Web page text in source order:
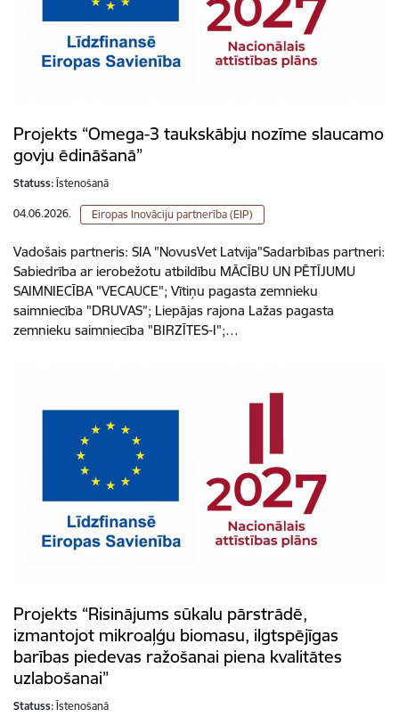
Projekts “Omega-3 taukskābju nozīme slaucamo
govju ēdināšanā”
Statuss: Īstenošanā
04.06.2026. Eiropas Inovāciju partnerība (EIP)
Vadošais partneris: SIA "NovusVet Latvija"Sadarbības partneri:
Sabiedrība ar ierobežotu atbildību MĀCĪBU UN PĒTĪJUMU
SAIMNIECĪBA "VECAUCE"; Vītiņu pagasta zemnieku
saimniecība "DRUVAS”; Liepājas rajona Lažas pagasta
zemnieku saimniecība "BIRZĪTES-I";…
Projekts “Risinājums sūkalu pārstrādē,
izmantojot mikroaļģu biomasu, ilgtspējīgas
barības piedevas ražošanai piena kvalitātes
uzlabošanai”
Statuss: Īstenošanā